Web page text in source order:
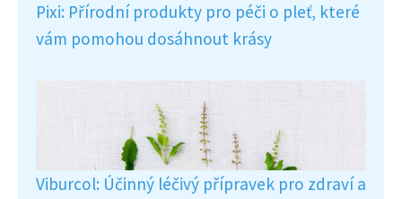
Pixi: Přírodní produkty pro péči o pleť, které
vám pomohou dosáhnout krásy
Viburcol: Účinný léčivý přípravek pro zdraví a